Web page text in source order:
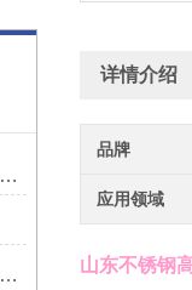
不知道了吧！三辊研磨机有这么多的优点
标准化操作高剪切乳化机是有效保障物料乳化效果的关键
详情介绍
品牌
应用领域
山东不锈钢